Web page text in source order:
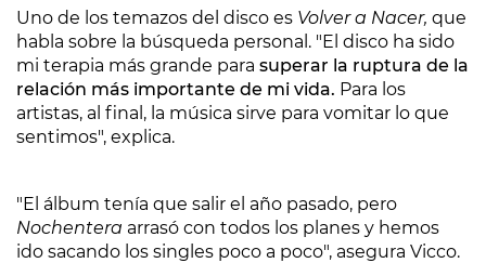
Uno de los temazos del disco es Volver a Nacer, que
habla sobre la búsqueda personal. "El disco ha sido
mi terapia más grande para superar la ruptura de la
relación más importante de mi vida. Para los
artistas, al final, la música sirve para vomitar lo que
sentimos", explica.
"El álbum tenía que salir el año pasado, pero
Nochentera arrasó con todos los planes y hemos
ido sacando los singles poco a poco", asegura Vicco.